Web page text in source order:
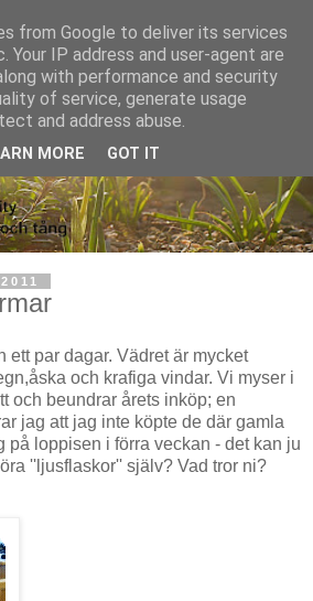
ett par dagar. Vädret är mycket
och krafiga vindar. Vi myser i
och beundrar årets inköp; en
jag att jag inte köpte de där gamla
på loppisen i förra veckan - det kan ju
''ljusflaskor'' själv? Vad tror ni?
from Google to deliver its services
Your IP address and user-agent are
with performance and security
of service, generate usage
and address abuse.
MORE GOT IT